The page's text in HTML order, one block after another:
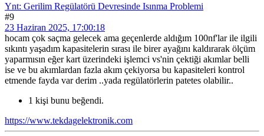
Ynt: Gerilim Regülatörü Devresinde Isınma Problemi
#9
23 Haziran 2025, 17:00:18
hocam çok saçma gelecek ama geçenlerde aldığım 100nf'lar ile ilgili
sıkıntı yaşadım kapasitelerin sırası ile birer ayağını kaldırarak ölçüm
yaparmısın eğer kart üzerindeki işlemci vs'nin çektiği akımlar belli
ise ve bu akımlardan fazla akım çekiyorsa bu kapasiteleri kontrol
etmende fayda var derim ..yada regülatörlerin patetes olabilir..
1 kişi bunu beğendi.
https://www.tekdagelektronik.com